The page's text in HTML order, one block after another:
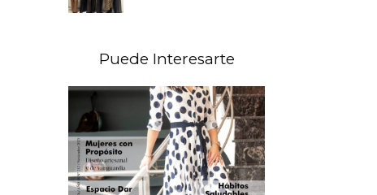
Puede Interesarte